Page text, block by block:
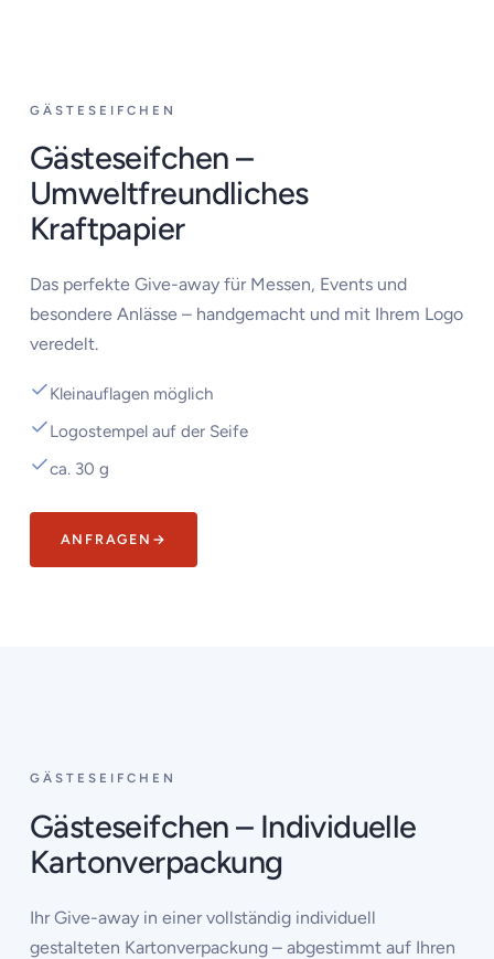
GÄSTESEIFCHEN
Gästeseifchen –
Umweltfreundliches
Kraftpapier
Das perfekte Give-away für Messen, Events und
besondere Anlässe – handgemacht und mit Ihrem Logo
veredelt.
Kleinauflagen möglich
Logostempel auf der Seife
ca. 30 g
ANFRAGEN →
GÄSTESEIFCHEN
Gästeseifchen – Individuelle
Kartonverpackung
Ihr Give-away in einer vollständig individuell
gestalteten Kartonverpackung – abgestimmt auf Ihren